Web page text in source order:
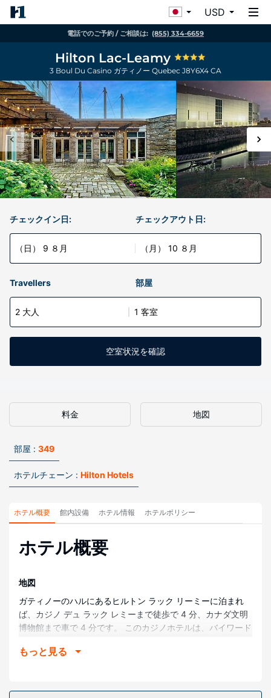
USD
電話でのご予約 / ご相談は: (855) 334-6659
Hilton Lac-Leamy
3 Boul Du Casino ガティノー Quebec J8Y6X4 CA
チェックイン日:
（日） 9 ８月
チェックアウト日:
（月） 10 ８月
Travellers 部屋
2 大人 1 客室
空室状況を確認
料金 地図
部屋 : 349
ホテルチェーン : Hilton Hotels
ホテル概要 館内設備 ホテル情報 ホテルポリシー
ホテル概要
地図
ガティノーのハルにあるヒルトン ラック リーミーに泊まれ
ば、カジノ デュ ラック レミーまで徒歩で 4 分、カナダ文明
博物館まで車で 4 分です。 このカジノホテルは、バイワード
す。
全部で 349 室ある客室にはミニバー、スマートテレビがあり
もっと見る